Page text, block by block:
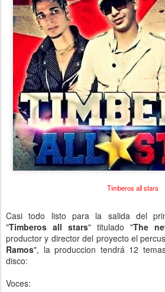
Timberos all stars
Casi todo listo para la salida del
"Timberos all stars" titulado "The
productor y director del proyecto el
Ramos", la produccion tendrá 12
disco:
Voces: